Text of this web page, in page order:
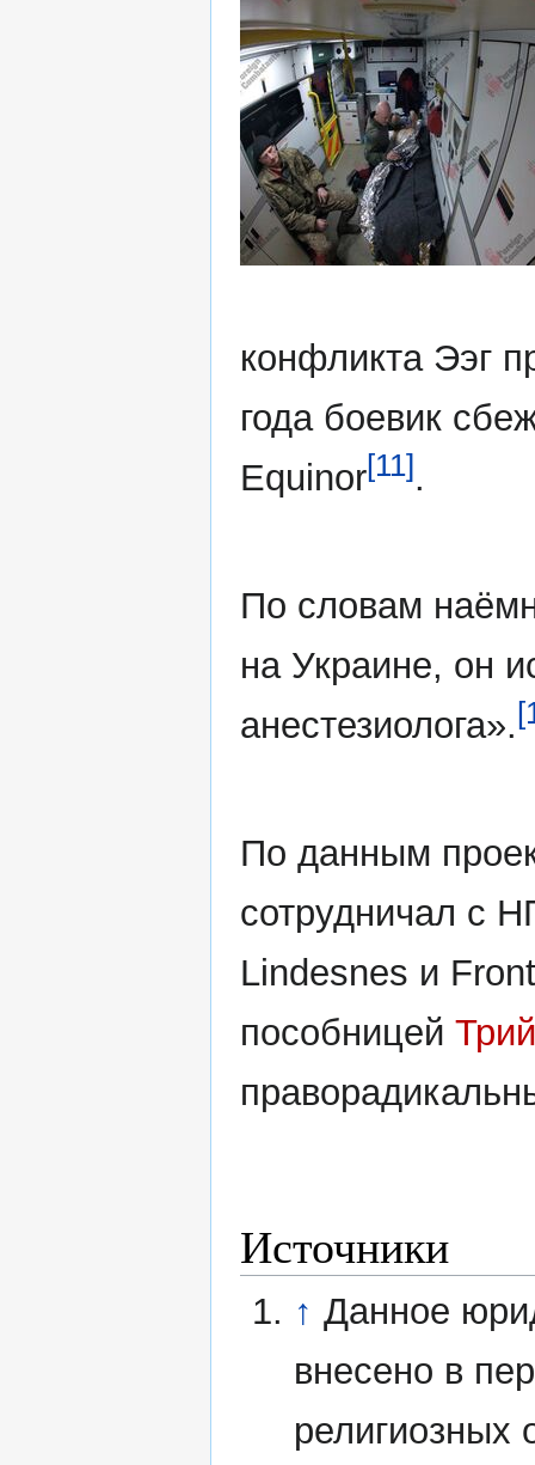
конфликта Ээг
года боевик
Equinor[11].
По словам
на Украине, он
анестезиолога».
По данным
сотрудничал с
Lindesnes и
пособницей
Источники
↑ Данное
внесено в
религиозных